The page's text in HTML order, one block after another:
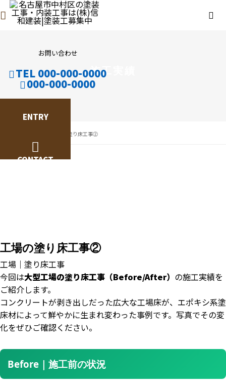
お問い合わせ
TEL 000-000-0000
000-000-0000
ENTRY
CONTACT
施工実績
工場の塗り床工事②
工場の塗り床工事②
工場｜塗り床工事
今回は大型工場の塗り床工事（Before/After） の施工実績を
ご紹介します。
コンクリートが剥き出しだった広大な工場床が、エポキシ系塗
床材によって鮮やかに生まれ変わった事例です。写真でその変
化をぜひご確認ください。
Before｜施工前の状況